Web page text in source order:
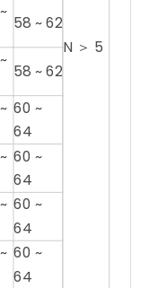
N ＞ 5
58 ~ 62
58 ~ 62
60 ~
64
60 ~
64
60 ~
64
60 ~
64